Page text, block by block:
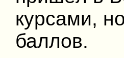
курсами,
баллов.